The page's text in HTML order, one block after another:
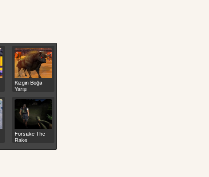
Kızgın Boğa
Yarışı
Forsake The
Rake